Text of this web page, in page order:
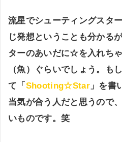
流星でシューティングスタ
じ発想ということも分かる
ターのあいだに☆を入れち
（魚）ぐらいでしょう。も
て「 Shooting☆Star 」を書
当気が合う人だと思うので
いものです。笑